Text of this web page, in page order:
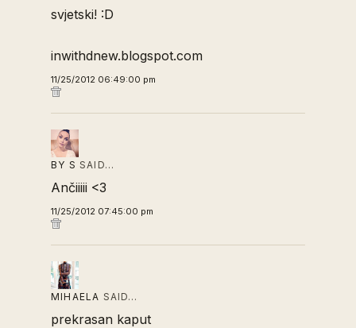
svjetski! :D
inwithdnew.blogspot.com
11/25/2012 06:49:00 pm
BY S SAID…
Ančiiiii <3
11/25/2012 07:45:00 pm
MIHAELA SAID…
prekrasan kaput